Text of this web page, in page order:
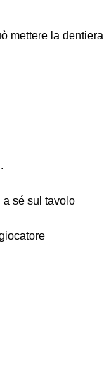
mettere la dentiera
a sé sul tavolo